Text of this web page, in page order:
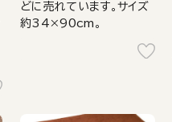
どに売れています。サイズ
約34×90cm。